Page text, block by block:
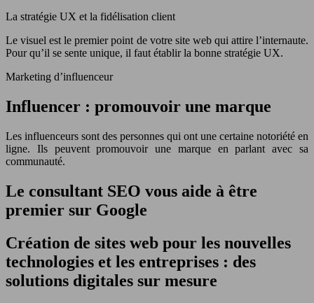
La stratégie UX et la fidélisation client
Le visuel est le premier point de votre site web qui attire l’internaute.
Pour qu’il se sente unique, il faut établir la bonne stratégie UX.
Marketing d’influenceur
Influencer : promouvoir une marque
Les influenceurs sont des personnes qui ont une certaine notoriété en
ligne. Ils peuvent promouvoir une marque en parlant avec sa
communauté.
Le consultant SEO vous aide à être
premier sur Google
Création de sites web pour les nouvelles
technologies et les entreprises : des
solutions digitales sur mesure